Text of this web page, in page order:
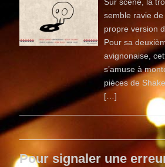
semble ravie
propre version
Pour sa
avignonaise,
s’amuse à
pièces de
[…]
Pour signaler une